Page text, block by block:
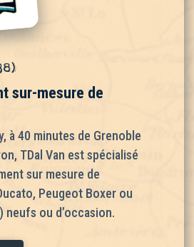
sur-mesure de
à 40 minutes de Grenoble
TDal Van est spécialisé
sur mesure de
Peugeot Boxer ou
neufs ou d’occasion.